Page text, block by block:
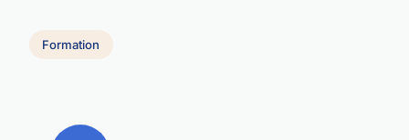
Formation